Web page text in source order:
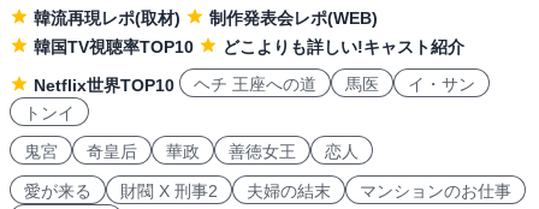
韓流再現レポ(取材)
制作発表会レポ(WEB)
韓国TV視聴率TOP10
どこよりも詳しい!キャスト紹介
Netflix世界TOP10
ヘチ 王座への道 馬医
イ・サン
トンイ
鬼宮
奇皇后 華政 善徳女王 恋人
愛が来る 財閥 X 刑事2 夫婦の結末
マンションのお仕事